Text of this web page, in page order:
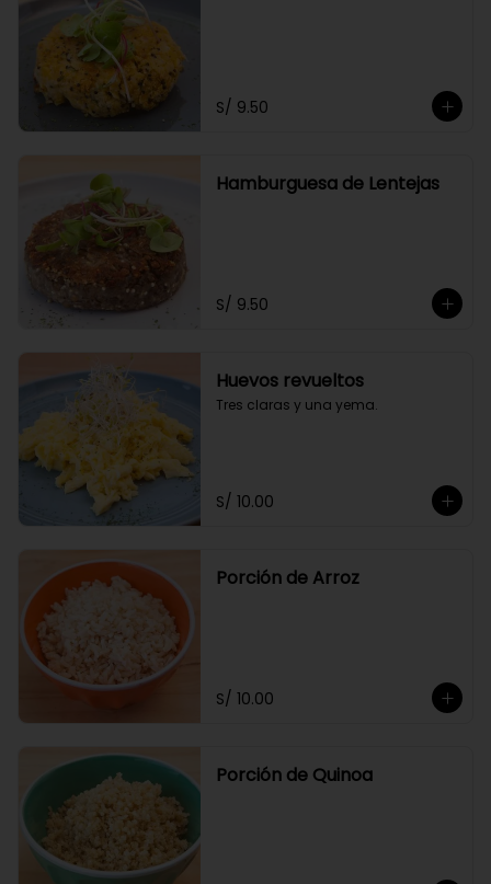
S/ 9.50
Hamburguesa de Lentejas
S/ 9.50
Huevos revueltos
Tres claras y una yema.
S/ 10.00
Porción de Arroz
S/ 10.00
Porción de Quinoa